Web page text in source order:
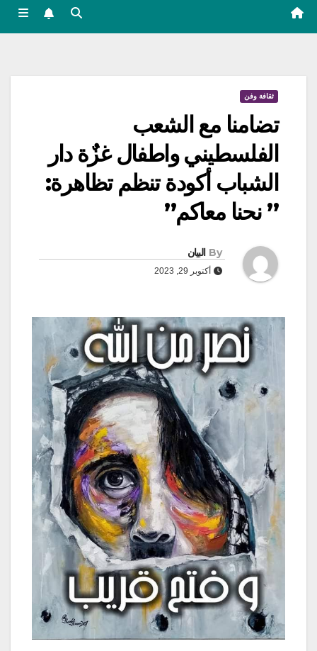
ثقافة وفن
تضامنا مع الشعب
الفلسطيني واطفال غزٌة دار
الشباب أكودة تنظم تظاهرة:
” نحنا معاكم”
By البيان
أكتوبر 29, 2023